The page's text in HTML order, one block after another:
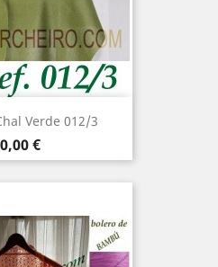
Verde 012/3
€